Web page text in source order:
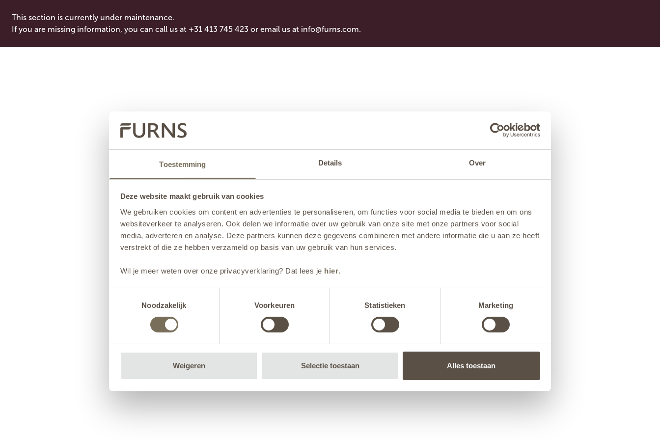
Toestemming Details Over
Deze website maakt gebruik van cookies
We gebruiken cookies om content en advertenties te personaliseren, om functies voor social media te bieden en om ons
websiteverkeer te analyseren. Ook delen we informatie over uw gebruik van onze site met onze partners voor social
media, adverteren en analyse. Deze partners kunnen deze gegevens combineren met andere informatie die u aan ze heeft
verstrekt of die ze hebben verzameld op basis van uw gebruik van hun services.
Wil je meer weten over onze privacyverklaring? Dat lees je hier.
Noodzakelijk
Voorkeuren Statistieken Marketing
Weigeren Selectie toestaan Alles toestaan
This section is currently under maintenance.
If you are missing information, you can call us at +31 413 745 423 or email us at info@furns.com.